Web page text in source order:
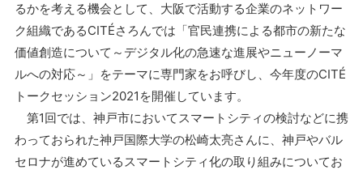
るかを考える機会として、大阪で活動する企業のネットワー
ク組織であるCITÉさろんでは「官民連携による都市の新たな
価値創造について～デジタル化の急速な進展やニューノーマ
ルへの対応～」をテーマに専門家をお呼びし、今年度のCITÉ
トークセッション2021を開催しています。
第1回では、神戸市においてスマートシティの検討などに携
わっておられた神戸国際大学の松崎太亮さんに、神戸やバル
セロナが進めているスマートシティ化の取り組みについてお